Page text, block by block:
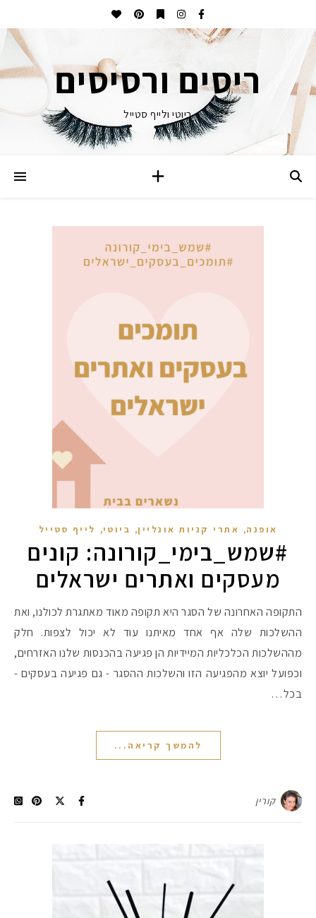
ריסים ורסיסים
ביוטי ולייף סטייל
אופנה, אתרי קניות אונליין, ביוטי, לייף סטייל
#שמש_בימי_קורונה: קונים
מעסקים ואתרים ישראלים
התקופה האחרונה של הסגר היא תקופה מאוד מאתגרת לכולנו, ואת
ההשלכות שלה אף אחד מאיתנו עוד לא יכול לצפות. חלק
מההשלכות הכלכליות המיידיות הן פגיעה בהכנסות שלנו האזרחים,
וכפועל יוצא מהפגיעה הזו והשלכות ההסגר - גם פגיעה בעסקים -
בכל…
להמשך קריאה...
קורין